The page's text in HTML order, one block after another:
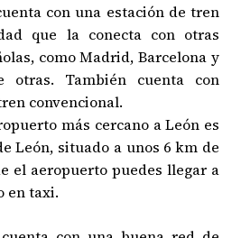
con una estación de tren
que la conecta con otras
como Madrid, Barcelona y
otras. También cuenta con
convencional.
más cercano a León es
León, situado a unos 6 km de
el aeropuerto puedes llegar a
en taxi.